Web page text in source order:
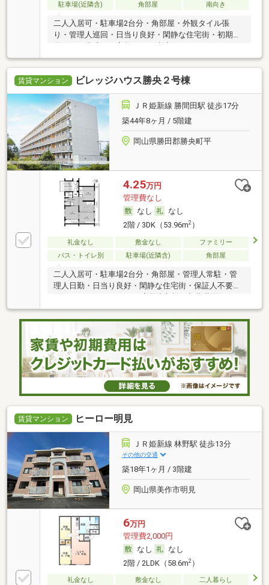
駐車場(近隣含)
角部屋 南向き
二人入居可・駐車場2台分・角部屋・外観タイル張
り・管理人巡回・日当り良好・閑静な住宅街・初期費
賃貸マンション ビレッジハウス勝央２号棟
ＪＲ姫新線 勝間田駅 徒歩17分
築44年8ヶ月 / 5階建
岡山県勝田郡勝央町平
4.25万円
管理費なし
なし
なし
2階 / 3DK（53.96m2）
礼金なし 敷金なし
ファミリー
バス・トイレ別
駐車場(近隣含) 角部屋
二人入居可・駐車場2台分・角部屋・管理人常駐・管
理人日勤・日当り良好・閑静な住宅街・保証人不要／
代行 ・ルームシェア可・高齢者相談・初期費用カード
決済可
賃貸マンション ヒーロー明見
ＪＲ姫新線 林野駅 徒歩13分
その他の交通
築18年1ヶ月 / 3階建
岡山県美作市明見
6万円
管理費2,000円
なし
なし
2階 / 2LDK（58.6m2）
礼金なし 敷金なし 二人暮らし